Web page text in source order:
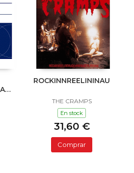
THE CRAMPS
En stock
31,60 €
Comprar